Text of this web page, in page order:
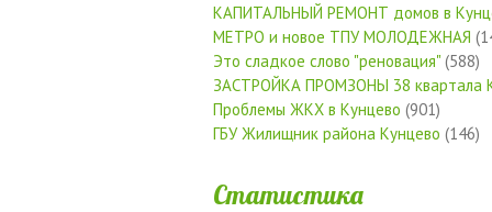
КАПИТАЛЬНЫЙ РЕМОНТ домов в
МЕТРО и новое ТПУ МОЛОДЕЖНАЯ
Это сладкое слово "реновация" (588)
ЗАСТРОЙКА ПРОМЗОНЫ 38 квартала
Проблемы ЖКХ в Кунцево (901)
ГБУ Жилищник района Кунцево (146)
Статистика